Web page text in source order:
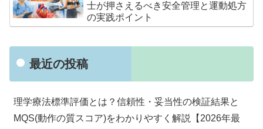
士が押さえるべき安全管理と運動処方
の実践ポイント
最近の投稿
理学療法標準評価とは？信頼性・妥当性の検証結果と
MQS(動作の質スコア)をわかりやすく解説【2026年最